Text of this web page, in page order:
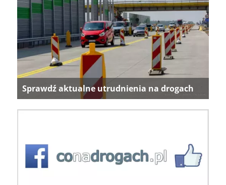
Sprawdź aktualne utrudnienia na drogach